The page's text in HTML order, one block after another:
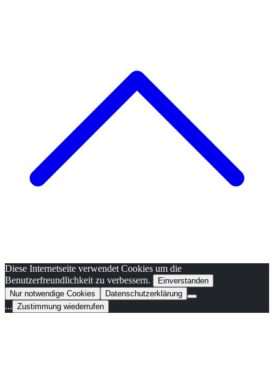
Diese Internetseite verwendet Cookies um die
Benutzerfreundlichkeit zu verbessern.
Einverstanden
Nur notwendige Cookies
Datenschutzerklärung
... Zustimmung wiederrufen